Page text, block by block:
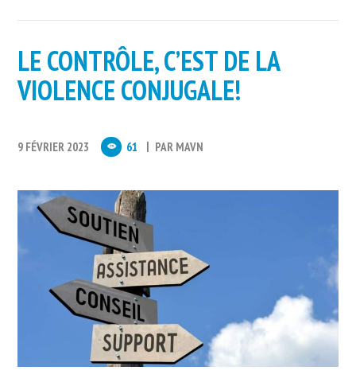
LE CONTRÔLE, C’EST DE LA
VIOLENCE CONJUGALE!
9 FÉVRIER 2023 61 PAR MAVN